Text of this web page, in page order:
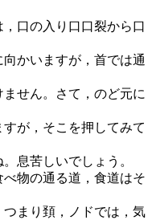
口の入り口口裂から口
かいますが，首では通
せん。さて，のど元に
が，そこを押してみて
息苦しいでしょう。
物の通る道，食道はそ
まり頚，ノドでは，気